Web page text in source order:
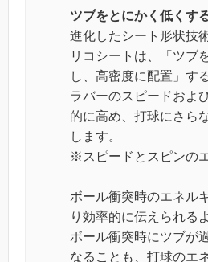
ツブをとにかく低くする
進化したシート形状技
リコシートは、「ツブ
し、高密度に配置」す
ラバーのスピードおよ
的に高め、打球にさら
します。
※スピードとスピンの
ボール衝突時のエネル
り効率的に伝えられる
ボール衝突時にツブが
なることも、打球のエ